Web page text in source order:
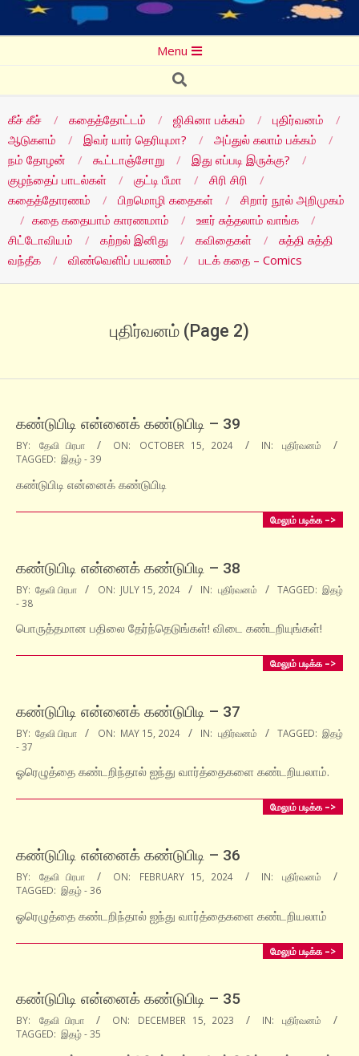
Menu
Search
கீச் கீச் கதைத்தோட்டம் ஜிகினா பக்கம்
புதிர்வனம்
ஆடுகளம்
இவர் யார் தெரியுமா?
அப்துல் கலாம் பக்கம்
நம் தோழன்
கூட்டாஞ்சோறு
இது எப்படி இருக்கு?
குழந்தைப் பாடல்கள்
குட்டி பீமா
சிரி சிரி
கதைத்தோரணம்
பிறமொழி கதைகள்
சிறார் நூல் அறிமுகம்
கதை கதையாம் காரணமாம்
ஊர் சுத்தலாம் வாங்க
சிட்டோவியம்
கற்றல் இனிது கவிதைகள்
சுத்தி சுத்தி
வந்தீக
விண்வெளிப் பயணம் படக் கதை – Comics
புதிர்வனம் (Page 2)
கண்டுபிடி என்னைக் கண்டுபிடி – 39
2024-
10-
15
BY: தேவி பிரபா ON: OCTOBER 15, 2024 IN:
புதிர்வனம்
TAGGED: இதழ் - 39
கண்டுபிடி என்னைக் கண்டுபிடி
மேலும் படிக்க –>
கண்டுபிடி என்னைக் கண்டுபிடி – 38
2024-
07-
15
BY: தேவி பிரபா ON: JULY 15, 2024 IN: புதிர்வனம் TAGGED: இதழ்
- 38
பொருத்தமான பதிலை தேர்ந்தெடுங்கள்! விடை கண்டறியுங்கள்!
மேலும் படிக்க –>
கண்டுபிடி என்னைக் கண்டுபிடி – 37
2024-
05-
15
BY: தேவி பிரபா ON: MAY 15, 2024 IN: புதிர்வனம் TAGGED: இதழ்
- 37
ஓரெழுத்தை கண்டறிந்தால் ஐந்து வார்த்தைகளை கண்டறியலாம்.
மேலும் படிக்க –>
கண்டுபிடி என்னைக் கண்டுபிடி – 36
2024-
02-
15
BY: தேவி பிரபா ON: FEBRUARY 15, 2024 IN:
புதிர்வனம்
TAGGED: இதழ் - 36
ஓரெழுத்தை கண்டறிந்தால் ஐந்து வார்த்தைகளை கண்டறியலாம்
மேலும் படிக்க –>
கண்டுபிடி என்னைக் கண்டுபிடி – 35
2023-
12-
BY: தேவி பிரபா ON: DECEMBER 15, 2023 IN:
புதிர்வனம்
TAGGED: இதழ் - 35